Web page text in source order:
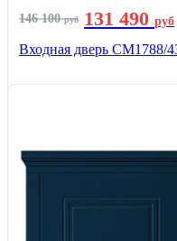
146 100руб 131 490 руб
Входная дверь СМ1788/